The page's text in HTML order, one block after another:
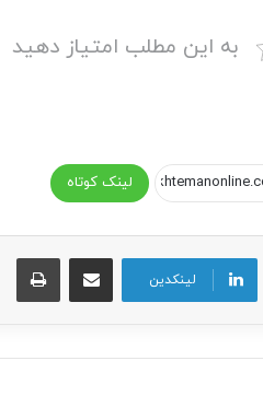
به این مطلب امتیاز دهید
لینک کوتاه
لینکدین
اشتراک گذاری از طریق ایمیل چاپ